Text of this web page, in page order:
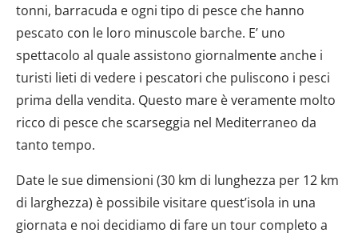
tonni, barracuda e ogni tipo di pesce che hanno
pescato con le loro minuscole barche. E’ uno
spettacolo al quale assistono giornalmente anche i
turisti lieti di vedere i pescatori che puliscono i pesci
prima della vendita. Questo mare è veramente molto
ricco di pesce che scarseggia nel Mediterraneo da
tanto tempo.
Date le sue dimensioni (30 km di lunghezza per 12 km
di larghezza) è possibile visitare quest’isola in una
giornata e noi decidiamo di fare un tour completo a